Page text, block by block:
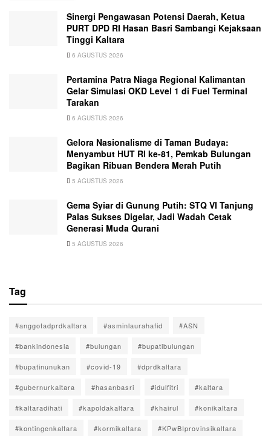
Sinergi Pengawasan Potensi Daerah, Ketua
PURT DPD RI Hasan Basri Sambangi Kejaksaan
Tinggi Kaltara
6 AGUSTUS 2026
Pertamina Patra Niaga Regional Kalimantan
Gelar Simulasi OKD Level 1 di Fuel Terminal
Tarakan
6 AGUSTUS 2026
Gelora Nasionalisme di Taman Budaya:
Menyambut HUT RI ke-81, Pemkab Bulungan
Bagikan Ribuan Bendera Merah Putih
5 AGUSTUS 2026
Gema Syiar di Gunung Putih: STQ VI Tanjung
Palas Sukses Digelar, Jadi Wadah Cetak
Generasi Muda Qurani
5 AGUSTUS 2026
Tag
#anggotadprdkaltara #asminlaurahafid #ASN
#bankindonesia #bulungan #bupatibulungan
#bupatinunukan #covid-19 #dprdkaltara
#gubernurkaltara #hasanbasri #idulfitri #kaltara
#kaltaradihati #kapoldakaltara #khairul #konikaltara
#kontingenkaltara #kormikaltara #KPwBIprovinsikaltara